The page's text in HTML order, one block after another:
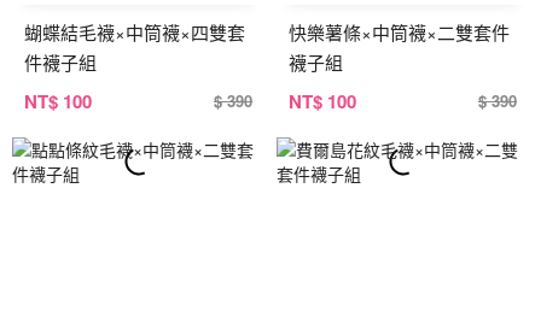
蝴蝶結毛襪×中筒襪×四雙套
件襪子組
NT$ 100 $ 390
快樂薯條×中筒襪×二雙套件
襪子組
NT$ 100 $ 390